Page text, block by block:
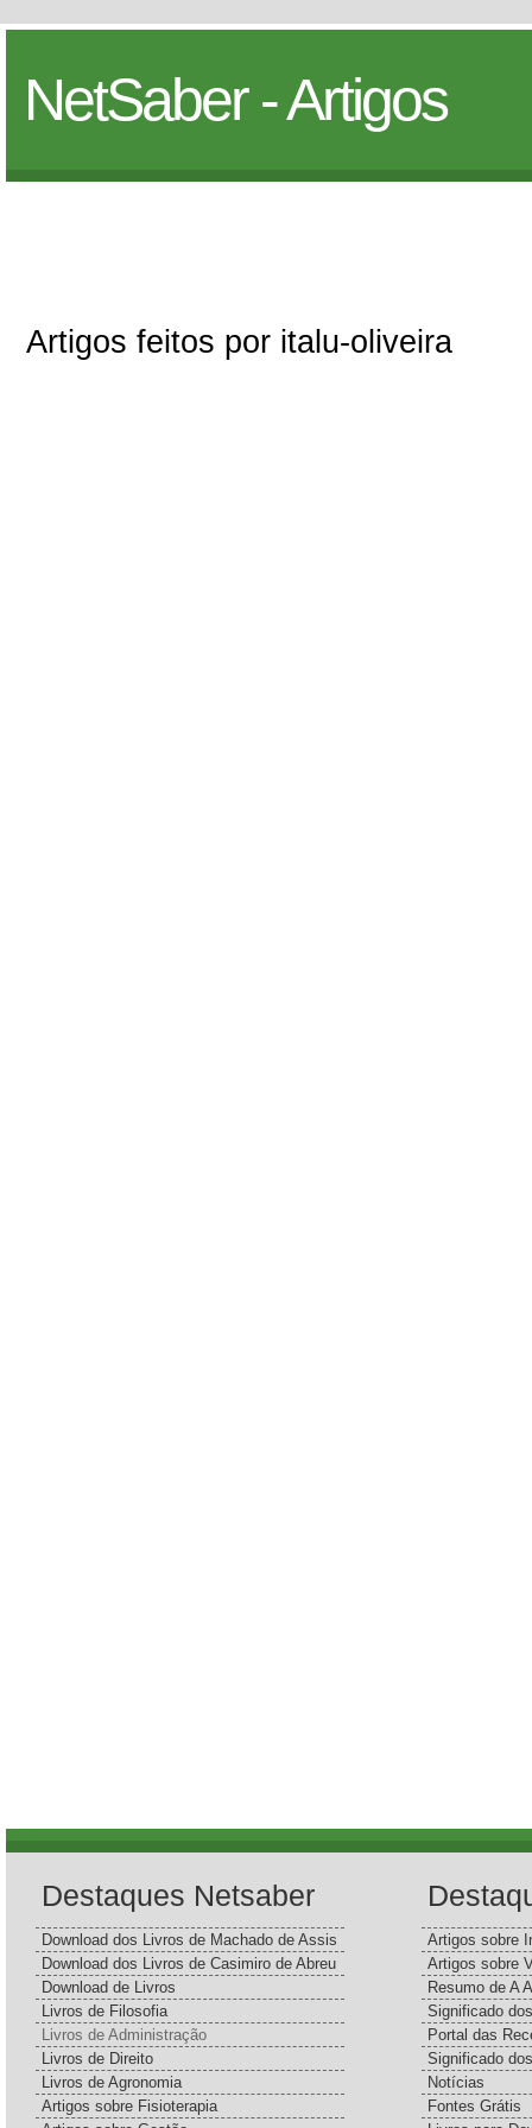
NetSaber - Artigos
Artigos feitos por italu-oliveira
Destaques Netsaber
Download dos Livros de Machado de Assis
Download dos Livros de Casimiro de Abreu
Download de Livros
Livros de Filosofia
Livros de Administração
Livros de Direito
Livros de Agronomia
Artigos sobre Fisioterapia
Artigos sobre
Artigos sobre
Resumo de A
Significado
Portal das
Significado
Notícias
Fontes Grátis